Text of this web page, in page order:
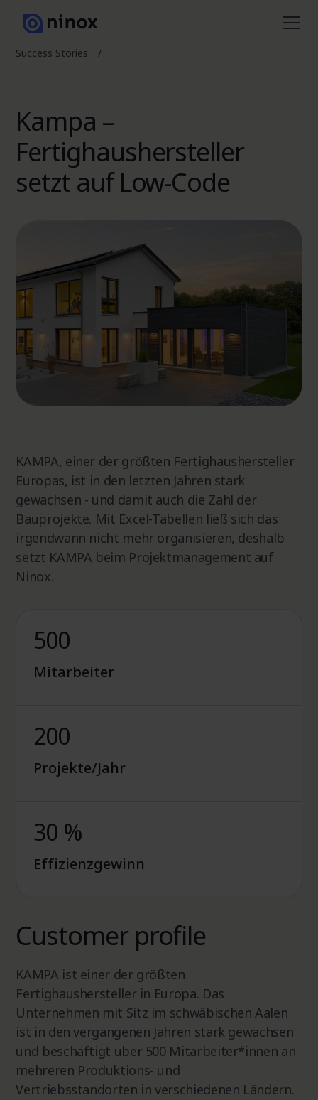
Success Stories /
Kampa –
Fertighaushersteller
setzt auf Low-Code
KAMPA, einer der größten Fertighaushersteller
Europas, ist in den letzten Jahren stark
gewachsen - und damit auch die Zahl der
Bauprojekte. Mit Excel-Tabellen ließ sich das
irgendwann nicht mehr organisieren, deshalb
setzt KAMPA beim Projektmanagement auf
Ninox.
500
Mitarbeiter
200
Projekte/Jahr
30 %
Effizienzgewinn
Customer profile
KAMPA ist einer der größten
Fertighaushersteller in Europa. Das
Unternehmen mit Sitz im schwäbischen Aalen
ist in den vergangenen Jahren stark gewachsen
und beschäftigt über 500 Mitarbeiter*innen an
mehreren Produktions- und
Vertriebsstandorten in verschiedenen Ländern.